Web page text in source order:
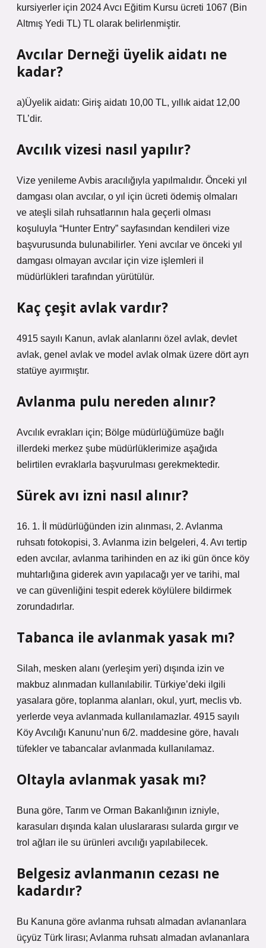
kursiyerler için 2024 Avcı Eğitim Kursu ücreti 1067 (Bin
Altmış Yedi TL) TL olarak belirlenmiştir.
Avcılar Derneği üyelik aidatı ne
kadar?
a)Üyelik aidatı: Giriş aidatı 10,00 TL, yıllık aidat 12,00
TL’dir.
Avcılık vizesi nasıl yapılır?
Vize yenileme Avbis aracılığıyla yapılmalıdır. Önceki yıl
damgası olan avcılar, o yıl için ücreti ödemiş olmaları
ve ateşli silah ruhsatlarının hala geçerli olması
koşuluyla “Hunter Entry” sayfasından kendileri vize
başvurusunda bulunabilirler. Yeni avcılar ve önceki yıl
damgası olmayan avcılar için vize işlemleri il
müdürlükleri tarafından yürütülür.
Kaç çeşit avlak vardır?
4915 sayılı Kanun, avlak alanlarını özel avlak, devlet
avlak, genel avlak ve model avlak olmak üzere dört ayrı
statüye ayırmıştır.
Avlanma pulu nereden alınır?
Avcılık evrakları için; Bölge müdürlüğümüze bağlı
illerdeki merkez şube müdürlüklerimize aşağıda
belirtilen evraklarla başvurulması gerekmektedir.
Sürek avı izni nasıl alınır?
16. 1. İl müdürlüğünden izin alınması, 2. Avlanma
ruhsatı fotokopisi, 3. Avlanma izin belgeleri, 4. Avı tertip
eden avcılar, avlanma tarihinden en az iki gün önce köy
muhtarlığına giderek avın yapılacağı yer ve tarihi, mal
ve can güvenliğini tespit ederek köylülere bildirmek
zorundadırlar.
Tabanca ile avlanmak yasak mı?
Silah, mesken alanı (yerleşim yeri) dışında izin ve
makbuz alınmadan kullanılabilir. Türkiye’deki ilgili
yasalara göre, toplanma alanları, okul, yurt, meclis vb.
yerlerde veya avlanmada kullanılamazlar. 4915 sayılı
Köy Avcılığı Kanunu’nun 6/2. maddesine göre, havalı
tüfekler ve tabancalar avlanmada kullanılamaz.
Oltayla avlanmak yasak mı?
Buna göre, Tarım ve Orman Bakanlığının izniyle,
karasuları dışında kalan uluslararası sularda gırgır ve
trol ağları ile su ürünleri avcılığı yapılabilecek.
Belgesiz avlanmanın cezası ne
kadardır?
Bu Kanuna göre avlanma ruhsatı almadan avlananlara
üçyüz Türk lirası; Avlanma ruhsatı almadan avlananlara